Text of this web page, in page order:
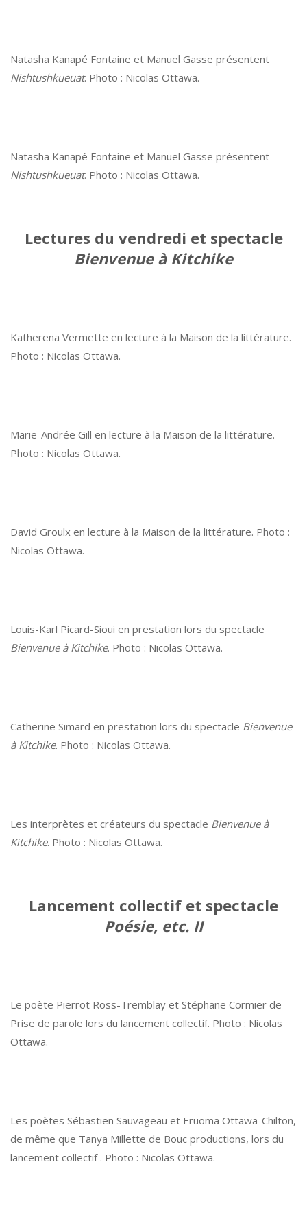
Natasha Kanapé Fontaine et Manuel Gasse présentent
Nishtushkueuat. Photo : Nicolas Ottawa.
Natasha Kanapé Fontaine et Manuel Gasse présentent
Nishtushkueuat. Photo : Nicolas Ottawa.
Lectures du vendredi et spectacle
Bienvenue à Kitchike
Katherena Vermette en lecture à la Maison de la littérature.
Photo : Nicolas Ottawa.
Marie-Andrée Gill en lecture à la Maison de la littérature.
Photo : Nicolas Ottawa.
David Groulx en lecture à la Maison de la littérature. Photo :
Nicolas Ottawa.
Louis-Karl Picard-Sioui en prestation lors du spectacle
Bienvenue à Kitchike. Photo : Nicolas Ottawa.
Catherine Simard en prestation lors du spectacle Bienvenue
à Kitchike. Photo : Nicolas Ottawa.
Les interprètes et créateurs du spectacle Bienvenue à
Kitchike. Photo : Nicolas Ottawa.
Lancement collectif et spectacle
Poésie, etc. II
Le poète Pierrot Ross-Tremblay et Stéphane Cormier de
Prise de parole lors du lancement collectif. Photo : Nicolas
Ottawa.
Les poètes Sébastien Sauvageau et Eruoma Ottawa-Chilton,
de même que Tanya Millette de Bouc productions, lors du
lancement collectif . Photo : Nicolas Ottawa.